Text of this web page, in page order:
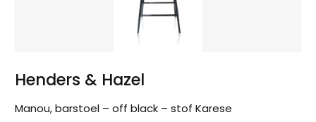
Henders & Hazel
Manou, barstoel – off black – stof Karese